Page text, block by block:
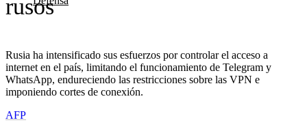
rusos
Rusia ha intensificado sus esfuerzos por controlar el acceso a
internet en el país, limitando el funcionamiento de Telegram y
WhatsApp, endureciendo las restricciones sobre las VPN e
imponiendo cortes de conexión.
AFP